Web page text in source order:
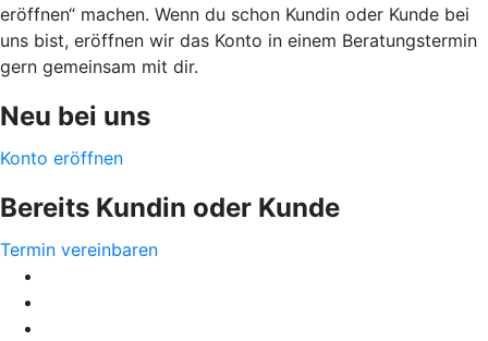
eröffnen“ machen. Wenn du schon Kundin oder Kunde bei
uns bist, eröffnen wir das Konto in einem Beratungstermin
gern gemeinsam mit dir.
Neu bei uns
Konto eröffnen
Bereits Kundin oder Kunde
Termin vereinbaren